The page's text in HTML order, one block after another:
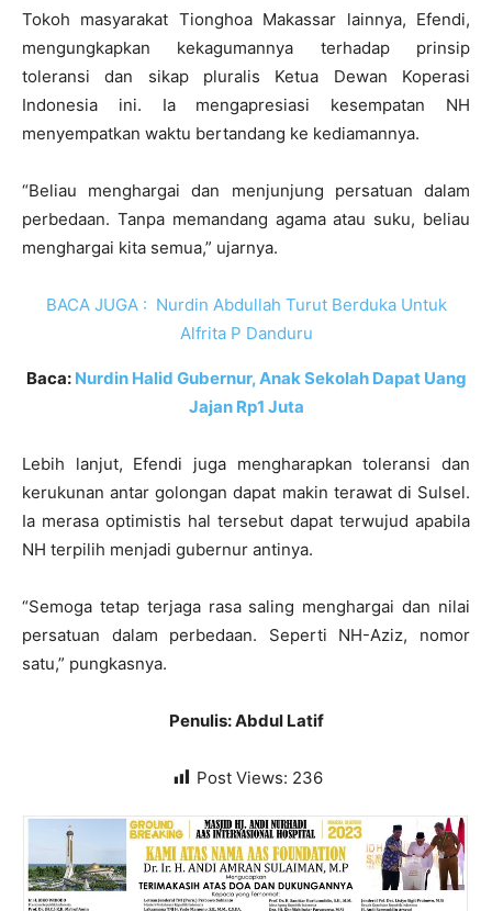
Tokoh masyarakat Tionghoa Makassar lainnya, Efendi,
mengungkapkan kekagumannya terhadap prinsip
toleransi dan sikap pluralis Ketua Dewan Koperasi
Indonesia ini. Ia mengapresiasi kesempatan NH
menyempatkan waktu bertandang ke kediamannya.
“Beliau menghargai dan menjunjung persatuan dalam
perbedaan. Tanpa memandang agama atau suku, beliau
menghargai kita semua,” ujarnya.
BACA JUGA : Nurdin Abdullah Turut Berduka Untuk
Alfrita P Danduru
Baca: Nurdin Halid Gubernur, Anak Sekolah Dapat Uang
Jajan Rp1 Juta
Lebih lanjut, Efendi juga mengharapkan toleransi dan
kerukunan antar golongan dapat makin terawat di Sulsel.
Ia merasa optimistis hal tersebut dapat terwujud apabila
NH terpilih menjadi gubernur antinya.
“Semoga tetap terjaga rasa saling menghargai dan nilai
persatuan dalam perbedaan. Seperti NH-Aziz, nomor
satu,” pungkasnya.
Penulis: Abdul Latif
Post Views: 236